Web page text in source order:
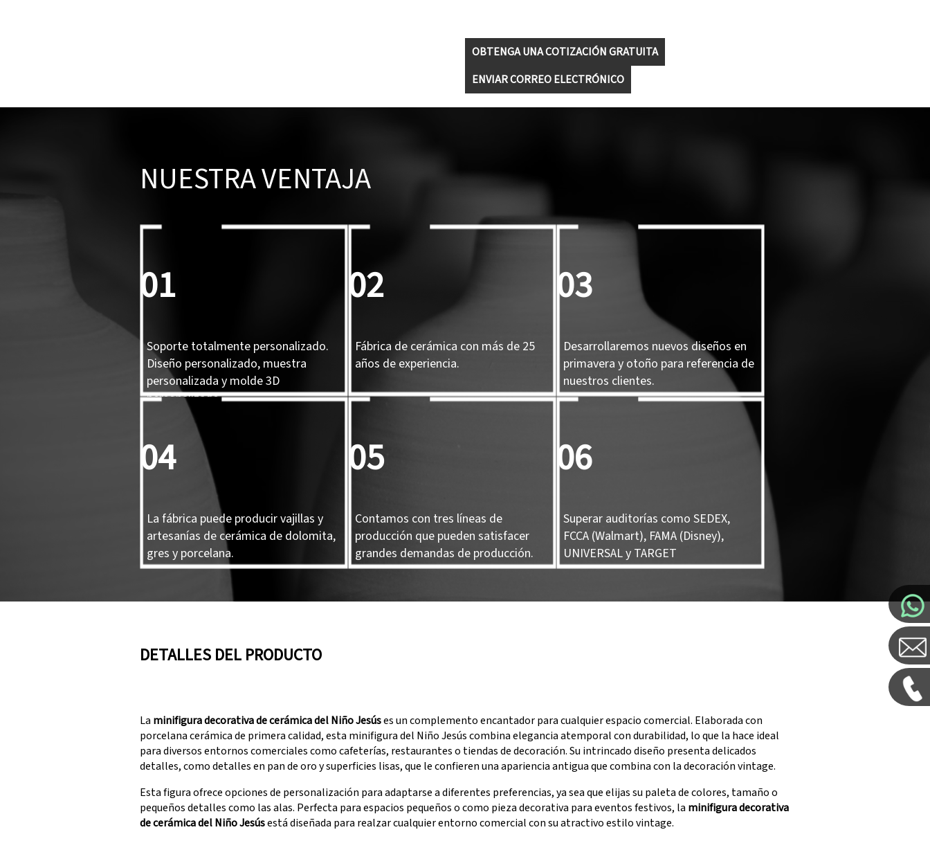
OBTENGA UNA COTIZACIÓN GRATUITA
ENVIAR CORREO ELECTRÓNICO
NUESTRA VENTAJA
01
Soporte totalmente personalizado.
Diseño personalizado, muestra
personalizada y molde 3D
personalizado.
02
Fábrica de cerámica con más de 25
años de experiencia.
03
Desarrollaremos nuevos diseños en
primavera y otoño para referencia de
nuestros clientes.
04
La fábrica puede producir vajillas y
artesanías de cerámica de dolomita,
gres y porcelana.
05
Contamos con tres líneas de
producción que pueden satisfacer
grandes demandas de producción.
06
Superar auditorías como SEDEX,
FCCA (Walmart), FAMA (Disney),
UNIVERSAL y TARGET
DETALLES DEL PRODUCTO
La minifigura decorativa de cerámica del Niño Jesúses un complemento encantador para cualquier espacio comercial. Elaborada con
porcelana cerámica de primera calidad, esta minifigura del Niño Jesús combina elegancia atemporal con durabilidad, lo que la hace ideal
para diversos entornos comerciales como cafeterías, restaurantes o tiendas de decoración. Su intrincado diseño presenta delicados
detalles, como detalles en pan de oro y superficies lisas, que le confieren una apariencia antigua que combina con la decoración vintage.
Esta figura ofrece opciones de personalización para adaptarse a diferentes preferencias, ya sea que elijas su paleta de colores, tamaño o
pequeños detalles como las alas. Perfecta para espacios pequeños o como pieza decorativa para eventos festivos, la minifigura decorativa
de cerámica del Niño Jesúsestá diseñada para realzar cualquier entorno comercial con su atractivo estilo vintage.